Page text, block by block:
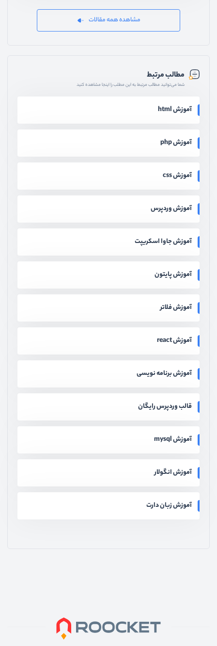
مشاهده همه مقالات
مطالب مرتبط
شما می‌توانید مطالب مرتبط به این مطلب را اینجا مشاهده کنید
آموزش html
آموزش php
آموزش css
آموزش وردپرس
آموزش جاوا اسکریپت
آموزش پایتون
آموزش فلاتر
آموزش react
آموزش برنامه نویسی
قالب وردپرس رایگان
آموزش mysql
آموزش انگولار
آموزش زبان دارت